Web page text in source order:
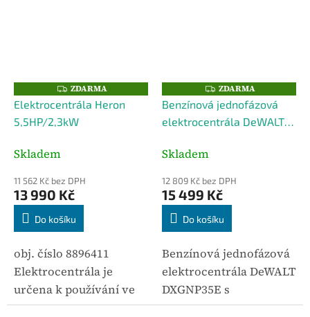
Z
D
A
R
M
ZDARMA
Elektrocentrála Heron
5,5HP/2,3kW
Skladem
11 562 Kč bez DPH
13 990 Kč
Do košíku
obj. číslo 8896411
Elektrocentrála je
určena k používání ve
stavebnictví a při
Z
D
A
R
M
ZDARMA
Benzínová jednofázová
elektrocentrála DeWALT
Skladem
12 809 Kč bez DPH
15 499 Kč
Do košíku
Benzínová jednofázová
elektrocentrála DeWALT
DXGNP35E s
maximálním výkonem